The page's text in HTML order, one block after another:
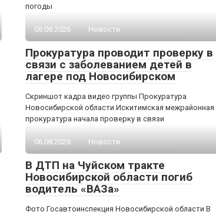
погоды
06.08.2026 Новости
Прокуратура проводит проверку в
связи с заболеванием детей в
лагере под Новосибирском
Скриншот кадра видео группы Прокуратура
Новосибирской области Искитимская межрайонная
прокуратура начала проверку в связи
06.08.2026 Новости
В ДТП на Чуйском тракте
Новосибирской области погиб
водитель «ВАЗа»
Фото Госавтоинспекция Новосибирской области В